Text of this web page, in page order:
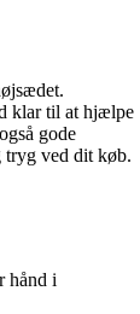
klar til at hjælpe
gode
tryg ved dit køb.
hånd i